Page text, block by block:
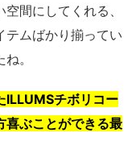
間にしてくれる、
テムばかり揃ってい
。
ILLUMSチボリコー
喜ぶことができる最